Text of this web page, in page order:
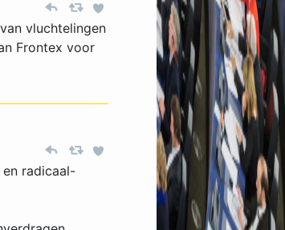
vluchtelingen
Frontex voor
radicaal-